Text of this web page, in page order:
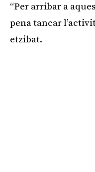
“Per arribar a
pena tancar
etzibat.